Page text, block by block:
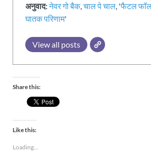
अनुवाद:नेवर गो बैक ,चाल पे चाल , 'फैटल
घातक परिणाम'
View all posts
Share this:
Like this:
Loading...